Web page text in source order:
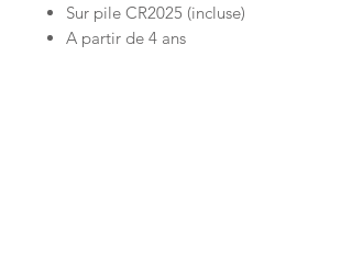
Sur pile CR2025 (incluse)
A partir de 4 ans